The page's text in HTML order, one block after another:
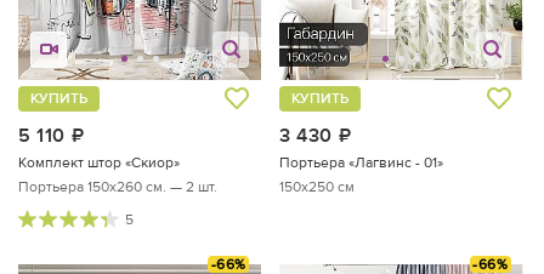
5 110
КУПИТЬ
Комплект штор «Скиор»
Портьера 150х260 см. — 2 шт.
5
3 430
КУПИТЬ
Портьера «Лагвинс - 01»
150x250 см
-66% -66%